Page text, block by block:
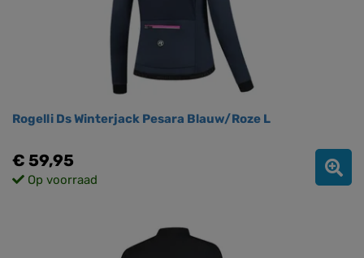
Rogelli Ds Winterjack Pesara Blauw/Roze L
€ 59,95
Op voorraad